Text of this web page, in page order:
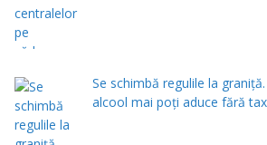
Se schimbă regulile la
alcool mai poți aduce fără